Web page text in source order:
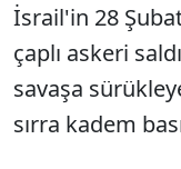
İsrail'in 28
çaplı askeri
savaşa
sırra kadem